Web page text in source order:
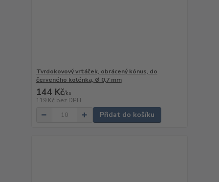
Tvrdokovový vrtáček, obrácený kónus, do
červeného kolénka, Ø 0,7 mm
144 Kč/ks
119 Kč bez DPH
Přidat do košíku